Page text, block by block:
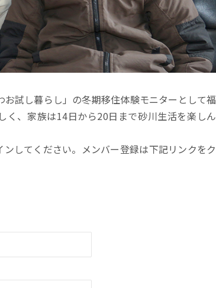
試し暮らし」の冬期移住体験モニターとして福
、家族は14日から20日まで砂川生活を楽しん
してください。メンバー登録は下記リンクをク